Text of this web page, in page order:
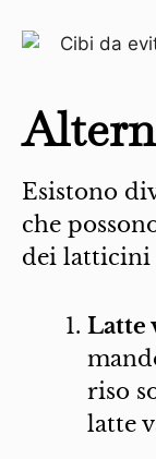
Esistono
che
dei
Latte
riso
latte